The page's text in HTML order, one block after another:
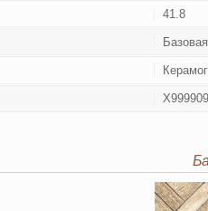
41.8